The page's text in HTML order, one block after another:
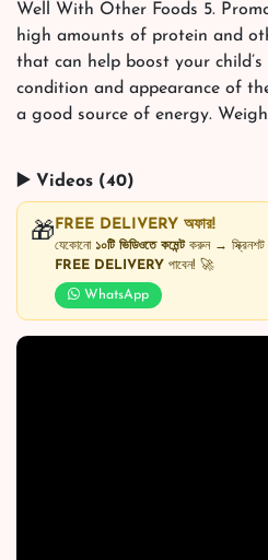
Well With Other Foods 5.
high amounts of protein and
that can help boost your
condition and appearance of
a good source of energy.
▶️ Videos (40)
🎁 FREE DELIVERY অফার!
যেকোনো ১০টি ভিডিওতে কমেন্টকরুন → স্ক্রিনশট
FREE DELIVERY পাবেন! 🚀
WhatsApp